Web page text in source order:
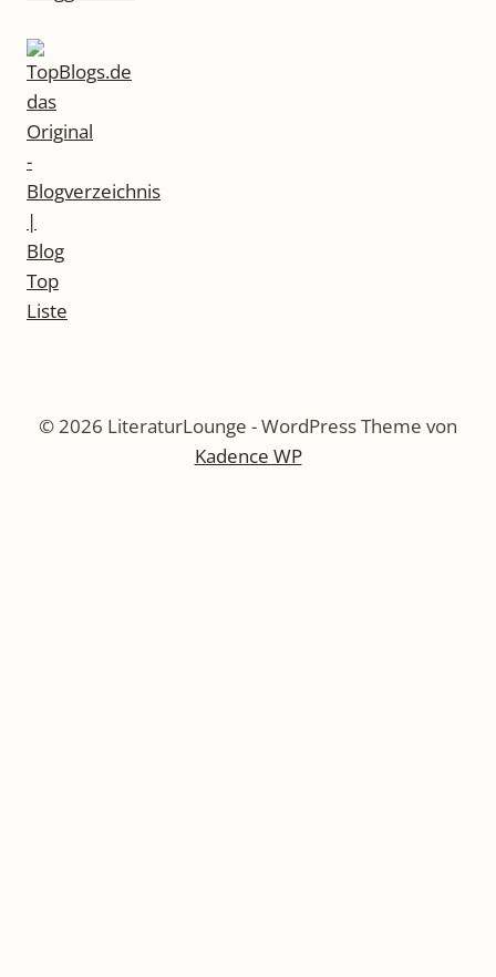
© 2026 LiteraturLounge - WordPress Theme von
Kadence WP